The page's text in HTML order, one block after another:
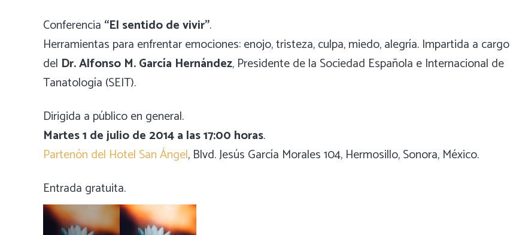
Conferencia “El sentido de vivir”.
Herramientas para enfrentar emociones: enojo, tristeza, culpa, miedo, alegría. Impartida a cargo
del Dr. Alfonso M. García Hernández, Presidente de la Sociedad Española e Internacional de
Tanatología (SEIT).
Dirigida a público en general.
Martes 1 de julio de 2014 a las 17:00 horas.
Partenón del Hotel San Ángel, Blvd. Jesús García Morales 104, Hermosillo, Sonora, México.
Entrada gratuita.
Post Views: 1.432